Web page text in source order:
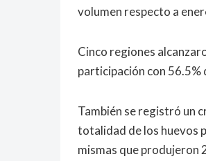
volumen respecto a
Cinco regiones
participación con 56.5%
También se registró un
totalidad de los huevos
mismas que produjeron